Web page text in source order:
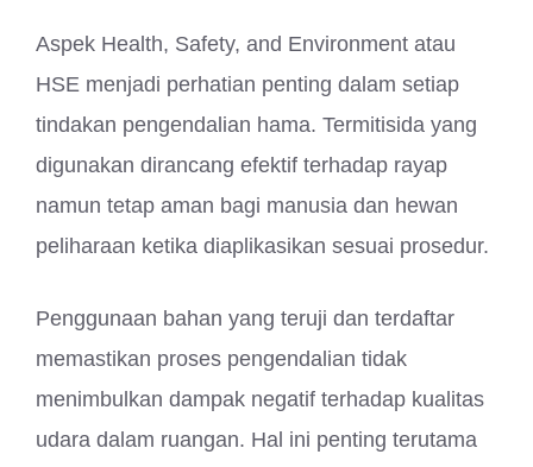
Aspek Health, Safety, and Environment atau
HSE menjadi perhatian penting dalam setiap
tindakan pengendalian hama. Termitisida yang
digunakan dirancang efektif terhadap rayap
namun tetap aman bagi manusia dan hewan
peliharaan ketika diaplikasikan sesuai prosedur.
Penggunaan bahan yang teruji dan terdaftar
memastikan proses pengendalian tidak
menimbulkan dampak negatif terhadap kualitas
udara dalam ruangan. Hal ini penting terutama